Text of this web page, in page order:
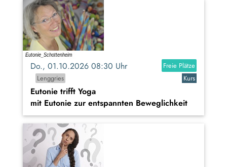
Do., 01.10.2026 08:30 Uhr
Freie Plätze
Lenggries
Kurs
Eutonie trifft Yoga
mit Eutonie zur entspannten Beweglichkeit